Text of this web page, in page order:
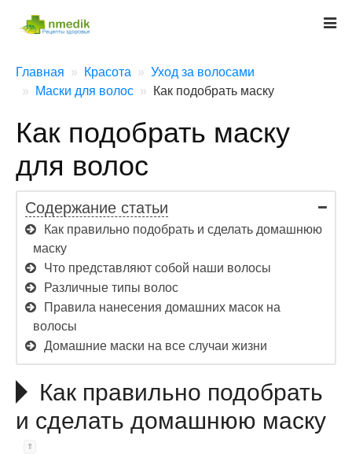
Главная Красота
Уход за волосами
Маски для волос
Как подобрать маску
Как подобрать маску
для волос
Содержание статьи
Как правильно подобрать и сделать домашнюю
маску
Что представляют собой наши волосы
Различные типы волос
Правила нанесения домашних масок на
волосы
Домашние маски на все случаи жизни
Как правильно подобрать
и сделать домашнюю маску